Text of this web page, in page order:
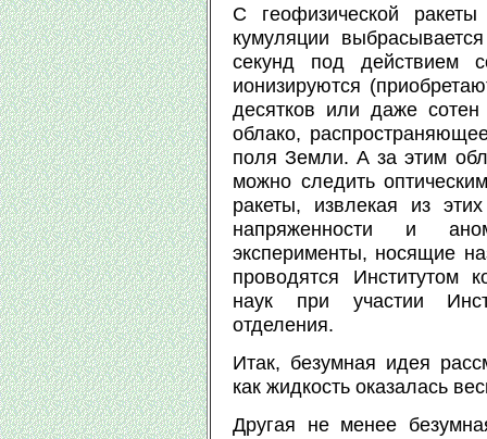
С геофизической
кумуляции
секунд под действием
ионизируются
десятков или даже сотен
облако,
поля Земли. А за этим
можно следить
ракеты, извлекая из
напряженности и
эксперименты, носящие
проводятся Институтом
наук при участии
отделения.
Итак, безумная идея
как жидкость оказалась
Другая не менее